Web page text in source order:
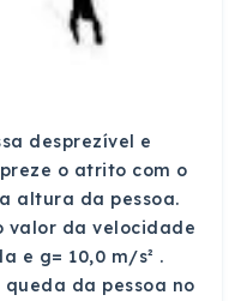
desprezível e
o atrito com o
altura da pessoa.
valor da velocidade
e g= 10,0 m/s² .
da pessoa no